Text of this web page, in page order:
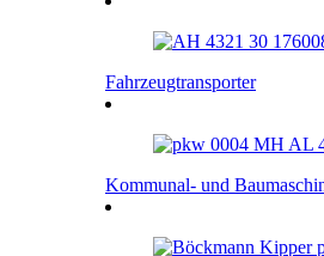
Fahrzeugtransporter
Kommunal- und